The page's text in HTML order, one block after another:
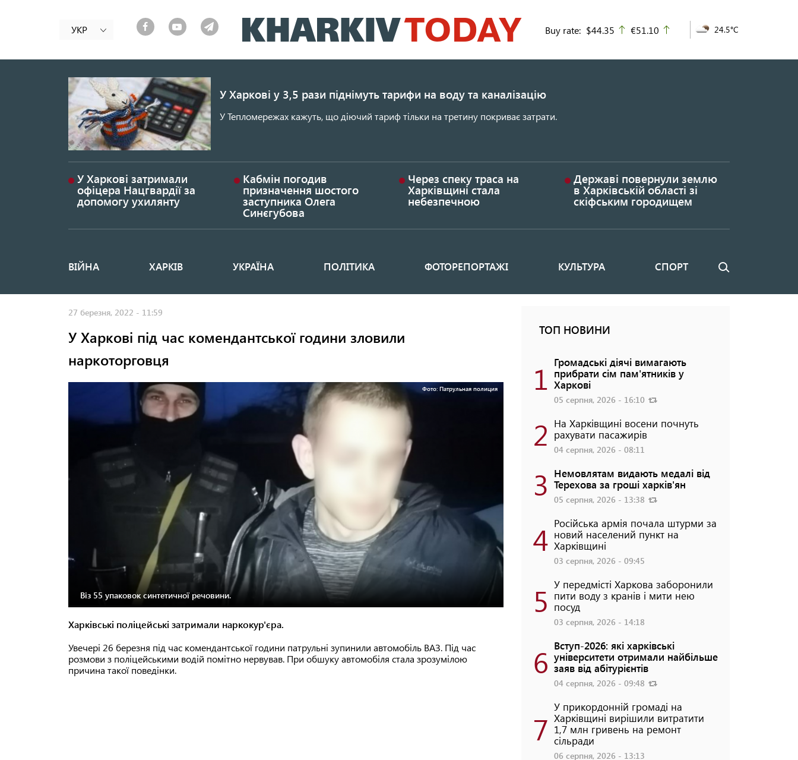
до
основного
УКР Buy rate: $44.35 up
€51.10 24.5°C
У Харкові у 3,5 рази піднімуть тарифи на воду та каналізацію
У Тепломережах кажуть, що діючий тариф тільки на третину покриває затрати.
У Харкові затримали
офіцера Нацгвардії за
допомогу ухилянту
Кабмін погодив
призначення шостого
заступника Олега
Синєгубова
Через спеку траса на
Харківщині стала
небезпечною
Державі повернули землю
в Харківській області зі
скіфським городищем
Основная
ВІЙНА ХАРКІВ УКРАЇНА ПОЛІТИКА ФОТОРЕПОРТАЖІ КУЛЬТУРА СПОРТ Пошук
27 березня, 2022 - 11:59
У Харкові під час комендантської години зловили
наркоторговця
Фото: Патрульная полиция
Віз 55 упаковок синтетичної речовини.
Харківські поліцейські затримали наркокур'єра.
Увечері 26 березня під час комендантської години патрульні зупинили автомобіль ВАЗ. Під час
розмови з поліцейськими водій помітно нервував. При обшуку автомобіля стала зрозумілою
причина такої поведінки.
ТОП НОВИНИ
1 Громадські діячі вимагають
прибрати сім пам'ятників у
Харкові
05 серпня, 2026 - 16:10
2 На Харківщині восени почнуть
рахувати пасажирів
04 серпня, 2026 - 08:11
3 Немовлятам видають медалі від
Терехова за гроші харків'ян
05 серпня, 2026 - 13:38
4 Російська армія почала штурми за
новий населений пункт на
Харківщині
03 серпня, 2026 - 09:45
5 У передмісті Харкова заборонили
пити воду з кранів і мити нею
посуд
03 серпня, 2026 - 14:18
6 Вступ-2026: які харківські
університети отримали найбільше
заяв від абітурієнтів
04 серпня, 2026 - 09:48
7
У прикордонній громаді на
Харківщині вирішили витратити
1,7 млн гривень на ремонт
сільради
06 серпня, 2026 - 13:13